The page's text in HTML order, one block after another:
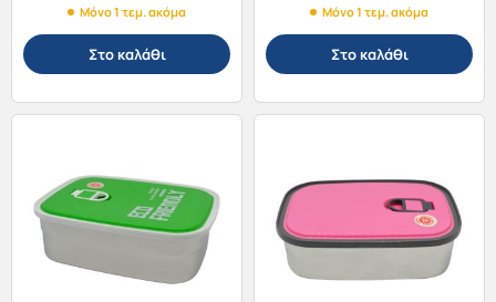
Μόνο 1 τεμ. ακόμα
Στο καλάθι
Μόνο 1 τεμ. ακόμα
Στο καλάθι